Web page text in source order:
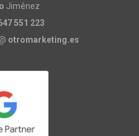
Jiménez
551 223
otromarketing.es